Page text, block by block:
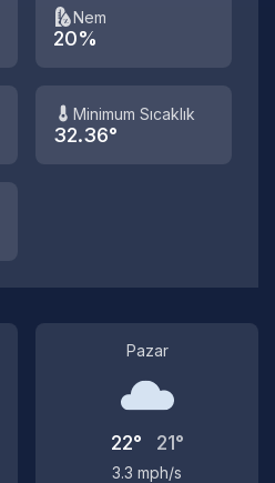
Nem
20%
Minimum Sıcaklık
32.36°
Pazar
22° 21°
3.3 mph/s